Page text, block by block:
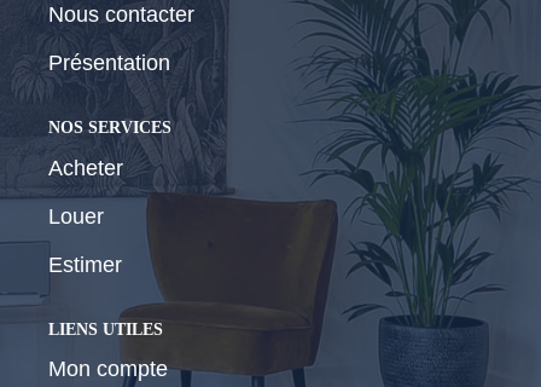
Nous contacter
Présentation
NOS SERVICES
Acheter
Louer
Estimer
LIENS UTILES
Mon compte